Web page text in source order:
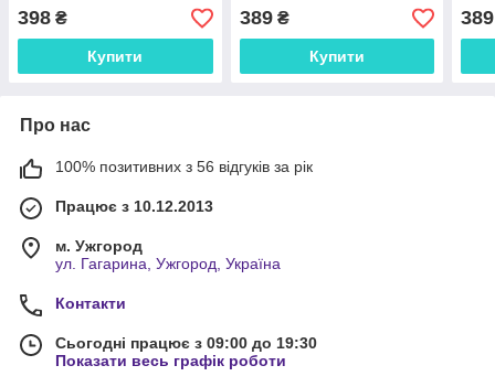
398 ₴
Купити
389₴
Купити
389
Про нас
100% позитивних з 56 відгуків за рік
Працює з 10.12.2013
м. Ужгород
ул. Гагарина, Ужгород, Україна
Контакти
Сьогодні працює з 09:00 до 19:30
Показати весь графік роботи